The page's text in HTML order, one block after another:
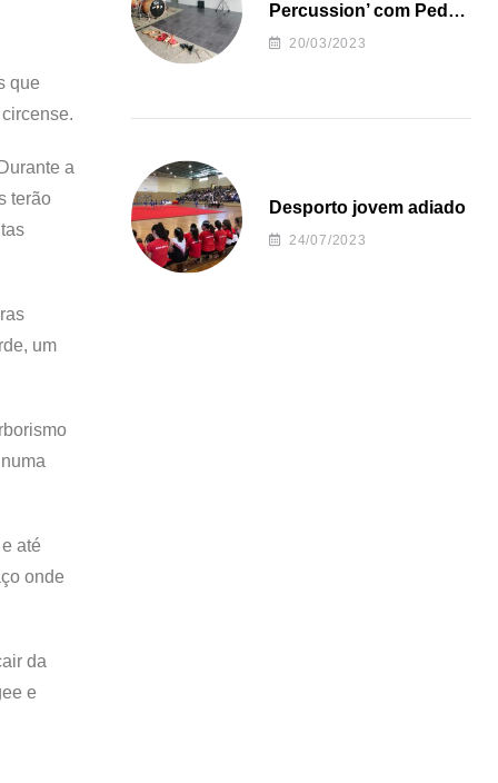
que
a
terão
um
até
onde
da
e
Percussion’ com Pedro
Almeida
20/03/2023
Desporto jovem adiado
24/07/2023